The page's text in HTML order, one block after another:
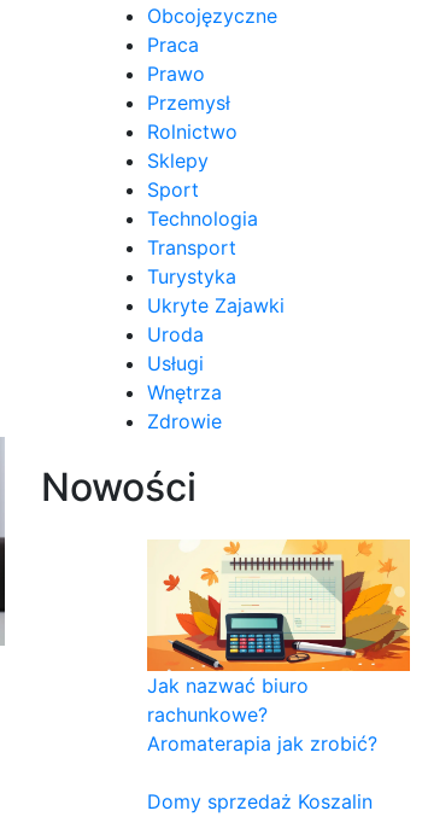
Obcojęzyczne
Praca
Prawo
Przemysł
Rolnictwo
Sklepy
Sport
Technologia
Transport
Turystyka
Ukryte Zajawki
Uroda
Usługi
Wnętrza
Zdrowie
Nowości
Jak nazwać biuro
rachunkowe?
Aromaterapia jak zrobić?
Domy sprzedaż Koszalin